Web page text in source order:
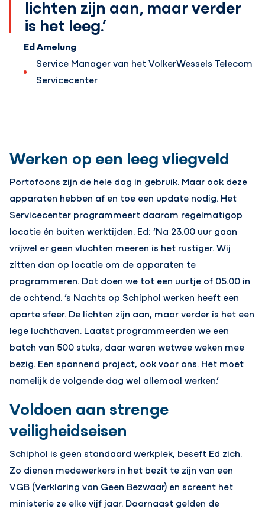
lichten zijn aan, maar verder
is het leeg.’
Ed Amelung
Service Manager van het VolkerWessels Telecom
Servicecenter
Werken op een leeg vliegveld
Portofoons zijn de hele dag in gebruik. Maar ook deze
apparaten hebben af en toe een update nodig. Het
Servicecenter programmeert daarom regelmatigop
locatie én buiten werktijden. Ed: ‘Na 23.00 uur gaan
vrijwel er geen vluchten meeren is het rustiger. Wij
zitten dan op locatie om de apparaten te
programmeren. Dat doen we tot een uurtje of 05.00 in
de ochtend. ’s Nachts op Schiphol werken heeft een
aparte sfeer. De lichten zijn aan, maar verder is het een
lege luchthaven. Laatst programmeerden we een
batch van 500 stuks, daar waren wetwee weken mee
bezig. Een spannend project, ook voor ons. Het moet
namelijk de volgende dag wel allemaal werken.’
Voldoen aan strenge
veiligheidseisen
Schiphol is geen standaard werkplek, beseft Ed zich.
Zo dienen medewerkers in het bezit te zijn van een
VGB (Verklaring van Geen Bezwaar) en screent het
ministerie ze elke vijf jaar. Daarnaast gelden de